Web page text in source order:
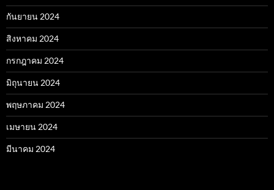
กันยายน 2024
สิงหาคม 2024
กรกฎาคม 2024
มิถุนายน 2024
พฤษภาคม 2024
เมษายน 2024
มีนาคม 2024